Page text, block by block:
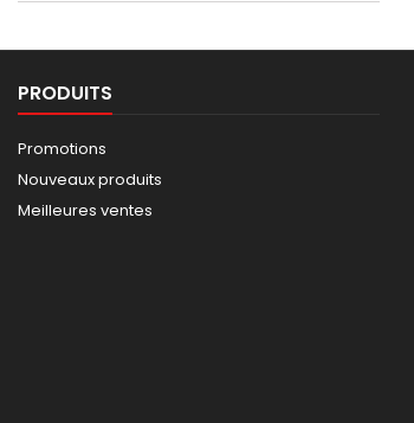
PRODUITS
Promotions
Nouveaux produits
Meilleures ventes